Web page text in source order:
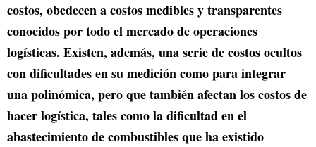
costos, obedecen a costos medibles y transparentes
conocidos por todo el mercado de operaciones
logísticas. Existen, además, una serie de costos ocultos
con dificultades en su medición como para integrar
una polinómica, pero que también afectan los costos de
hacer logística, tales como la dificultad en el
abastecimiento de combustibles que ha existido